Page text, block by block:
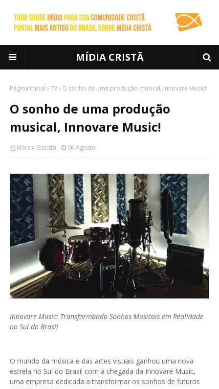
MÍDIA CRISTÃ
Página inicial TV O sonho de uma produção musical, Innovare Music!
O sonho de uma produção
musical, Innovare Music!
Márcio Batista 06 Agosto
Innovare Music: Transformando Sonhos Musicais em Realidade
no Sul do Brasil
O mundo da música e das artes visuais ganhou uma nova
estrela no Sul do Brasil com a chegada da Innovare Music,
uma empresa dedicada a transformar os sonhos de futuros